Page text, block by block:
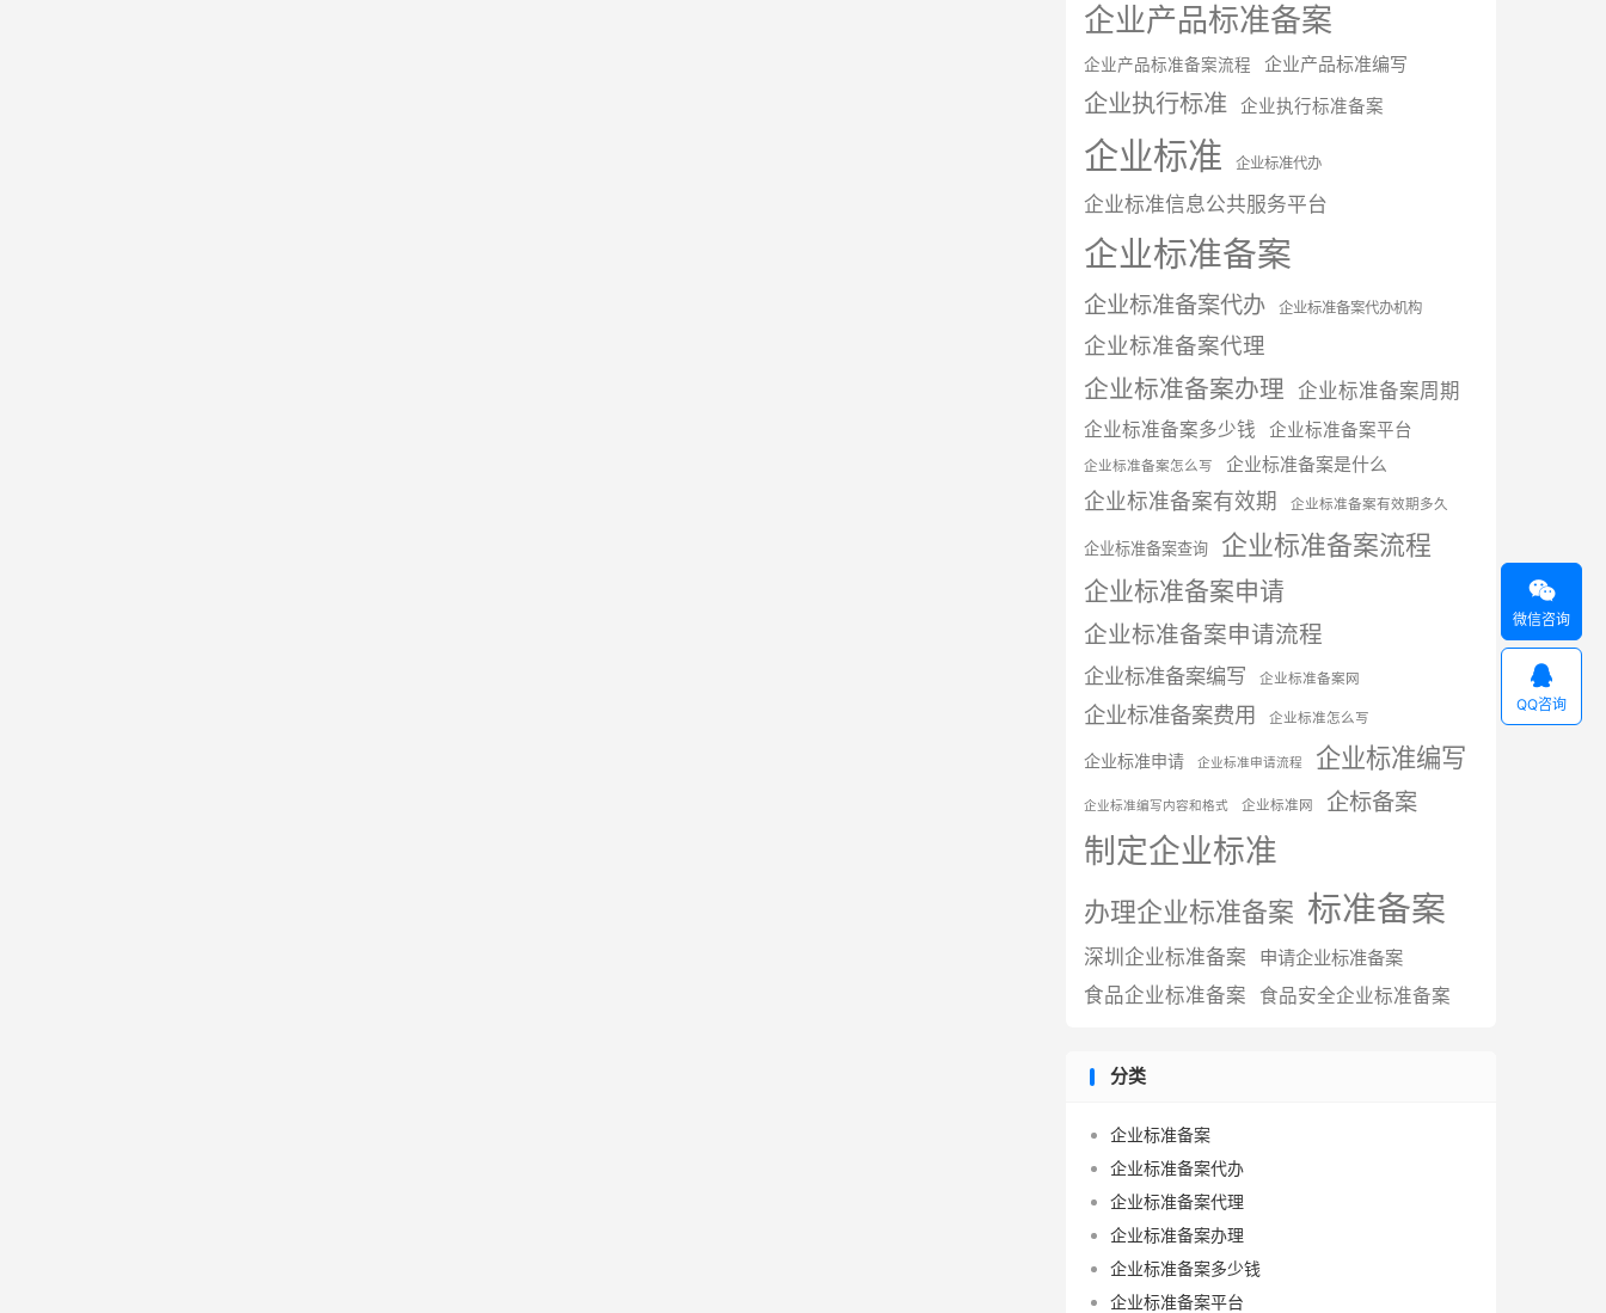
企业产品标准备案
企业产品标准备案流程 企业产品标准编写
企业执行标准 企业执行标准备案
企业标准 企业标准代办
企业标准信息公共服务平台
企业标准备案
企业标准备案代办 企业标准备案代办机构
企业标准备案代理
企业标准备案办理 企业标准备案周期
企业标准备案多少钱 企业标准备案平台
企业标准备案怎么写 企业标准备案是什么
企业标准备案有效期 企业标准备案有效期多久
企业标准备案查询 企业标准备案流程
企业标准备案申请
企业标准备案申请流程
企业标准备案编写 企业标准备案网
企业标准备案费用 企业标准怎么写
企业标准申请 企业标准申请流程 企业标准编写
企业标准编写内容和格式 企业标准网 企标备案
制定企业标准
办理企业标准备案 标准备案
深圳企业标准备案 申请企业标准备案
食品企业标准备案 食品安全企业标准备案
分类
企业标准备案
企业标准备案代办
企业标准备案代理
企业标准备案办理
企业标准备案多少钱
企业标准备案平台

微信咨询

QQ咨询